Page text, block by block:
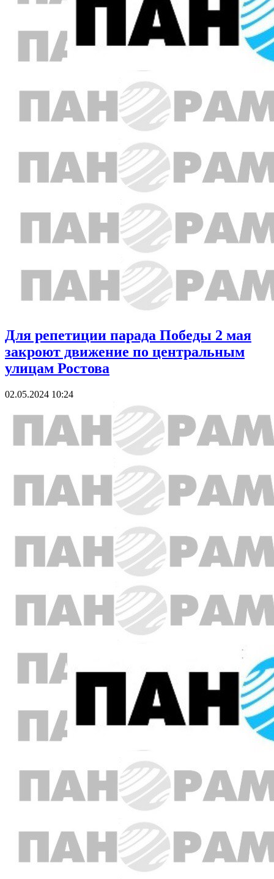
Для репетиции парада Победы 2 мая
закроют движение по центральным
улицам Ростова
02.05.2024 10:24